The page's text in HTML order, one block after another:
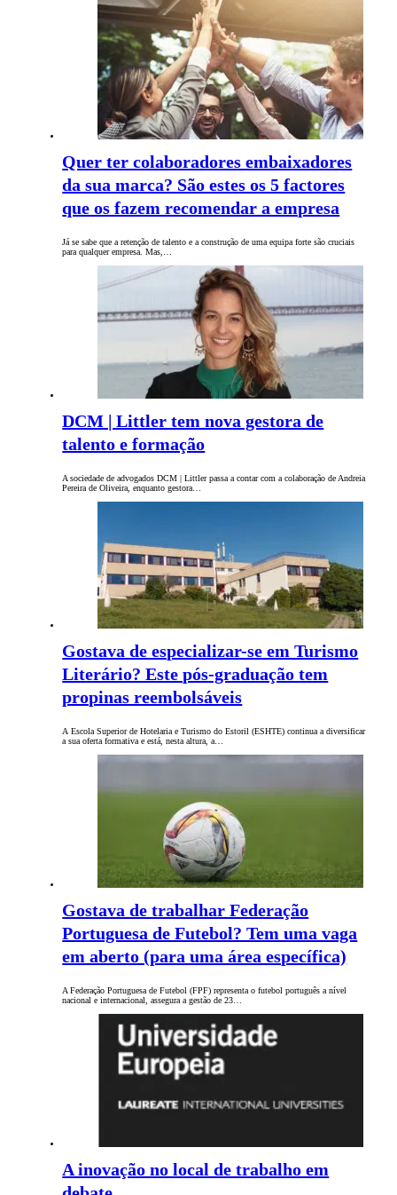
Quer ter colaboradores embaixadores
da sua marca? São estes os 5 factores
que os fazem recomendar a empresa
Já se sabe que a retenção de talento e a construção de uma equipa forte são cruciais
para qualquer empresa. Mas,…
DCM | Littler tem nova gestora de
talento e formação
A sociedade de advogados DCM | Littler passa a contar com a colaboração de Andreia
Pereira de Oliveira, enquanto gestora…
Gostava de especializar-se em Turismo
Literário? Este pós-graduação tem
propinas reembolsáveis
A Escola Superior de Hotelaria e Turismo do Estoril (ESHTE) continua a diversificar
a sua oferta formativa e está, nesta altura, a…
Gostava de trabalhar Federação
Portuguesa de Futebol? Tem uma vaga
em aberto (para uma área específica)
A Federação Portuguesa de Futebol (FPF) representa o futebol português a nível
nacional e internacional, assegura a gestão de 23…
A inovação no local de trabalho em